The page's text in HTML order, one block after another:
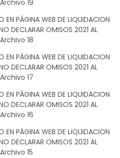
19
EN PÁGINA WEB DE LIQUIDACION
DECLARAR OMISOS 2021 AL
18
EN PÁGINA WEB DE LIQUIDACION
DECLARAR OMISOS 2021 AL
17
EN PÁGINA WEB DE LIQUIDACION
DECLARAR OMISOS 2021 AL
16
EN PÁGINA WEB DE LIQUIDACION
DECLARAR OMISOS 2021 AL
15